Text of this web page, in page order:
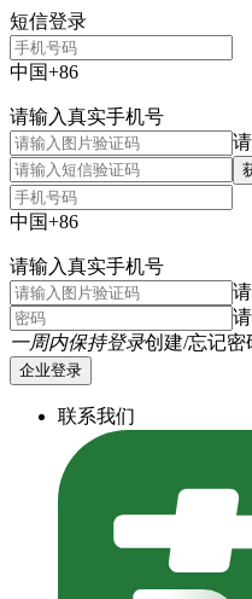
短信登录
中国+86
请输入真实手机号
中国+86
请输入真实手机号
一周内保持登录创建/忘记密
企业登录
联系我们